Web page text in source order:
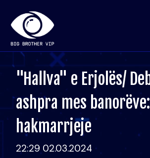
"Hallva" e Erjolës/
ashpra mes
hakmarrjeje
22:29 02.03.2024